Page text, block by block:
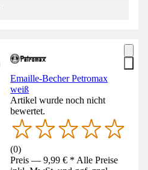
Emaille-Becher Petromax
weiß
Artikel wurde noch nicht
bewertet.
(0)
Preis — 9,99 € * Alle Preise